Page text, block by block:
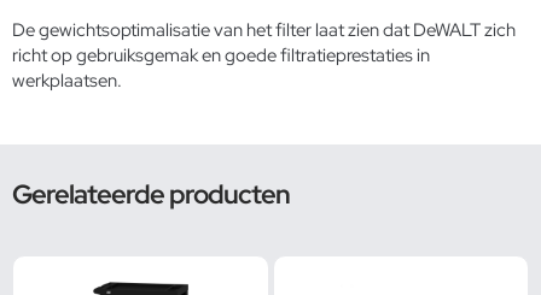
De gewichtsoptimalisatie van het filter laat zien dat DeWALT zich
richt op gebruiksgemak en goede filtratieprestaties in
werkplaatsen.
Gerelateerde producten